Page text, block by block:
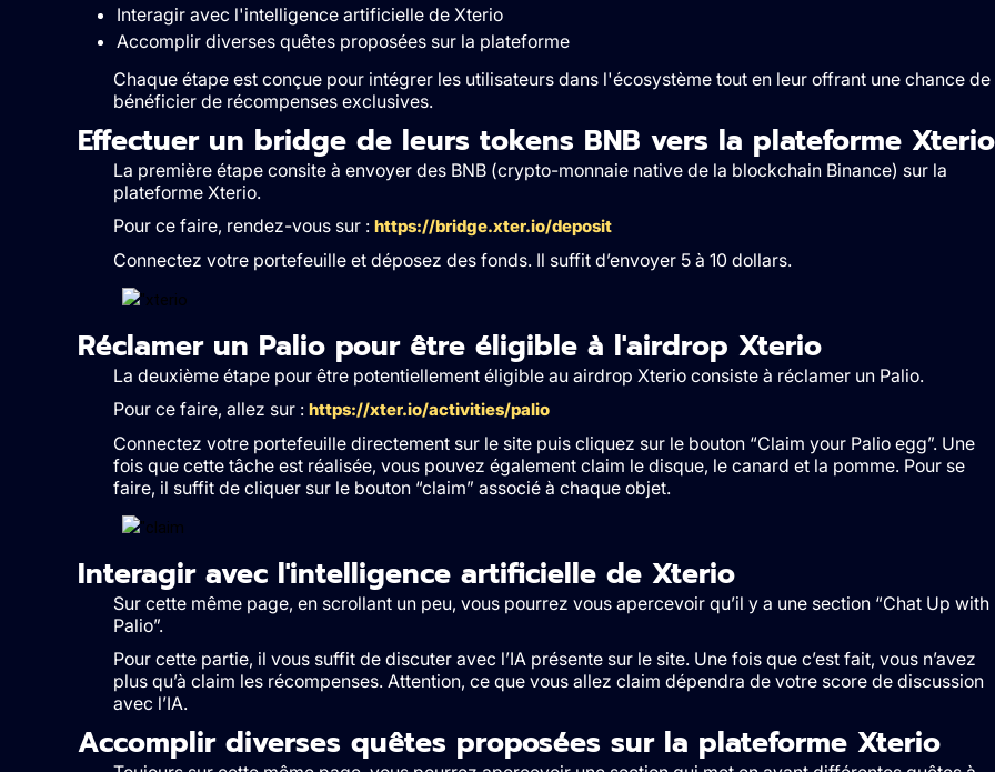
Interagir avec l'intelligence artificielle de Xterio
Accomplir diverses quêtes proposées sur la plateforme
Chaque étape est conçue pour intégrer les utilisateurs dans l'écosystème tout en leur offrant une chance de
bénéficier de récompenses exclusives.
Effectuer un bridge de leurs tokens BNB vers la plateforme Xterio
La première étape consite à envoyer des BNB (crypto-monnaie native de la blockchain Binance) sur la
plateforme Xterio.
Pour ce faire, rendez-vous sur : https://bridge.xter.io/deposit
Connectez votre portefeuille et déposez des fonds. Il suffit d’envoyer 5 à 10 dollars.
Réclamer un Palio pour être éligible à l'airdrop Xterio
La deuxième étape pour être potentiellement éligible au airdrop Xterio consiste à réclamer un Palio.
Pour ce faire, allez sur : https://xter.io/activities/palio
Connectez votre portefeuille directement sur le site puis cliquez sur le bouton “Claim your Palio egg”. Une
fois que cette tâche est réalisée, vous pouvez également claim le disque, le canard et la pomme. Pour se
faire, il suffit de cliquer sur le bouton “claim” associé à chaque objet.
Interagir avec l'intelligence artificielle de Xterio
Sur cette même page, en scrollant un peu, vous pourrez vous apercevoir qu’il y a une section “Chat Up with
Palio”.
Pour cette partie, il vous suffit de discuter avec l’IA présente sur le site. Une fois que c’est fait, vous n’avez
plus qu’à claim les récompenses. Attention, ce que vous allez claim dépendra de votre score de discussion
avec l’IA.
Accomplir diverses quêtes proposées sur la plateforme Xterio